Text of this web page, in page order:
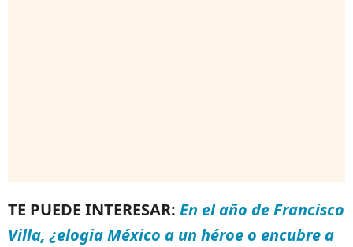
TE PUEDE INTERESAR: En el año de Francisco
Villa, ¿elogia México a un héroe o encubre a